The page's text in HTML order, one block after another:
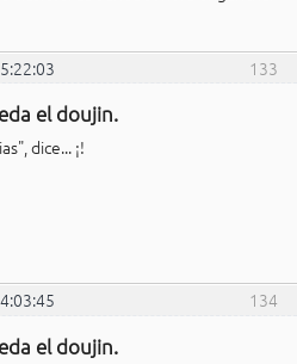
133
el doujin.
dice... ¡!
134
el doujin.